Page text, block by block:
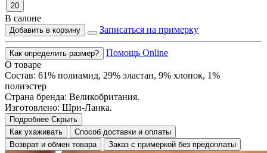
20
В салоне
Добавить в корзину Записаться на примерку
Как определить размер?
Помощь Online
О товаре
Состав: 61% полиамид, 29% эластан, 9% хлопок, 1%
полиэстер
Страна бренда: Великобритания.
Изготовлено: Шри-Ланка.
Подробнее Скрыть
Как ухаживать
Способ доставки и оплаты
Возврат и обмен товара
Заказ с примеркой без предоплаты